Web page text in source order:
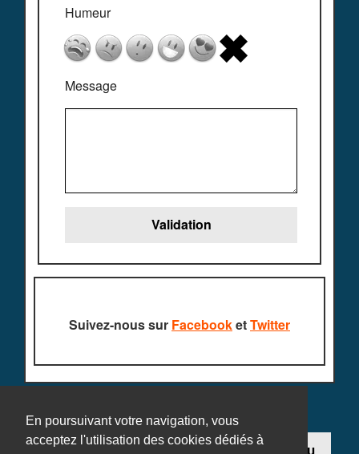
En poursuivant votre navigation, vous
acceptez l'utilisation des cookies dédiés à
Humeur
Message
Suivez-nous sur FacebooketTwitter
Contact Ajouter un jeu